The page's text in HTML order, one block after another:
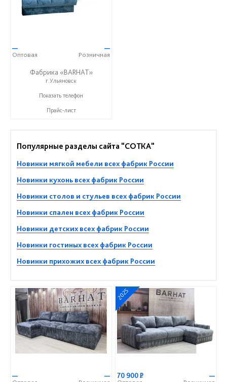
—
Оптовая
—
Розничная
Фабрика «BARHAT»
г.Ульяновск
+7 (996) 219-29-77
Показать телефон
Прайс-лист
Популярные разделы сайта "СОТКА"
Новинки мягкой мебели всех фабрик России
Новинки кухонь всех фабрик России
Новинки столов и стульев всех фабрик России
Новинки спален всех фабрик России
Новинки детских всех фабрик России
Новинки гостиных всех фабрик России
Новинки прихожих всех фабрик России
— —
2025
70 900Р —